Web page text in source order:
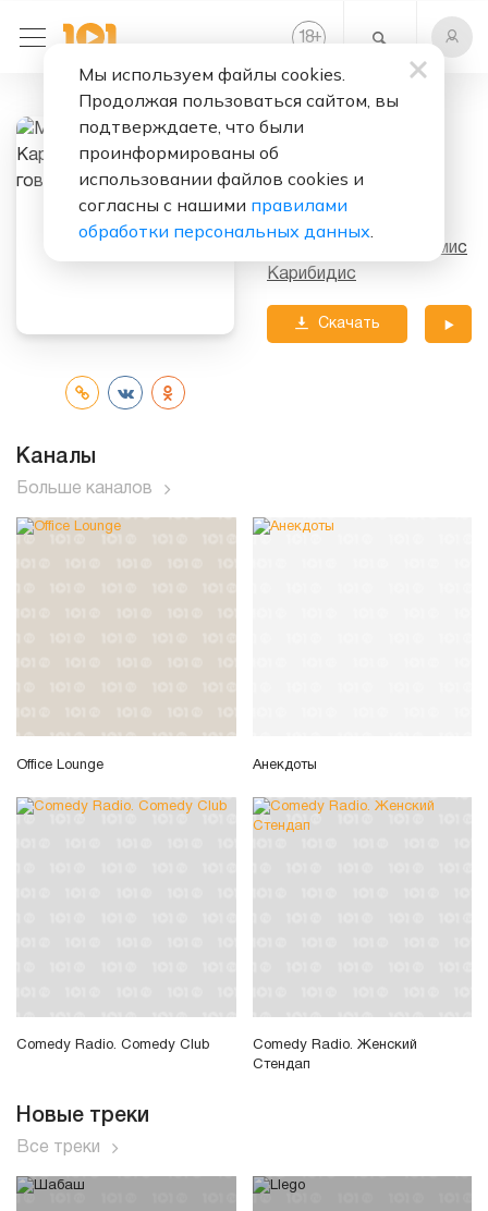
18+
Всегда говори
ДА
Марина Кравец и Демис
Карибидис
Скачать
Каналы
Больше каналов
Office Lounge Анекдоты
Comedy Radio. Comedy Club
Comedy Radio. Женский
Стендап
Новые треки
Все треки
Мы используем файлы cookies.
Продолжая пользоваться сайтом, вы
подтверждаете, что были
проинформированы об
использовании файлов cookies и
согласны с нашими правилами
обработки персональных данных.